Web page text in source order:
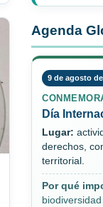
Agenda
9 de agosto
Día
Lugar:
derechos,
territorial.
Por qué